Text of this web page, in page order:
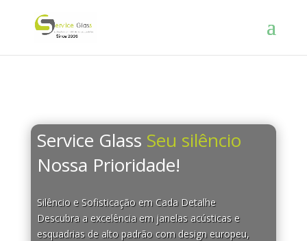
Service Glass Seu silêncio
Nossa Prioridade!
Silêncio e Sofisticação em Cada Detalhe
Descubra a excelência em janelas acústicas e
esquadrias de alto padrão com design europeu,